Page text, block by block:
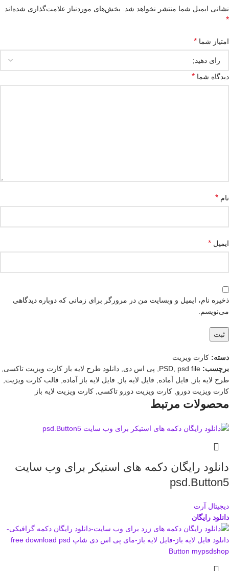
نشانی ایمیل شما منتشر نخواهد شد. بخش‌های موردنیاز علامت‌گذاری شده‌اند
*
امتیاز شما *
دیدگاه شما *
نام *
ایمیل *
ذخیره نام، ایمیل و وبسایت من در مرورگر برای زمانی که دوباره دیدگاهی
می‌نویسم.
دسته: کارت ویزیت
برچسب:
PSD psd file پی اس دی دانلود طرح لایه باز کارت ویزیت تاکسی
طرح لایه باز
فایل آماده فایل لایه باز فایل لایه باز آماده قالب کارت ویزیت
کارت ویزیت دورو کارت ویزیت دورو تاکسی کارت ویزیت لایه باز
محصولات مرتبط
دانلود رایگان دکمه های استیکر برای وب سایت
psd.Button5
دیجیتال آرت
دانلود رایگان